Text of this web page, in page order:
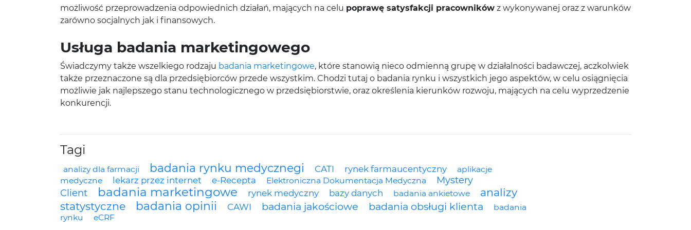
możliwość przeprowadzenia odpowiednich działań, mających na celu poprawę satysfakcji pracowników z wykonywanej oraz z warunków
zarówno socjalnych jak i finansowych.
Usługa badania marketingowego
Świadczymy także wszelkiego rodzaju badania marketingowe, które stanowią nieco odmienną grupę w działalności badawczej, aczkolwiek
także przeznaczone są dla przedsiębiorców przede wszystkim. Chodzi tutaj o badania rynku i wszystkich jego aspektów, w celu osiągnięcia
możliwie jak najlepszego stanu technologicznego w przedsiębiorstwie, oraz określenia kierunków rozwoju, mających na celu wyprzedzenie
konkurencji.
Tagi
analizy dla farmacji badania rynku medycznegi CATI rynek farmaucentyczny
aplikacje
medyczne
lekarz przez internet e-Recepta Elektroniczna Dokumentacja Medyczna
Mystery
Client
badania marketingowe rynek medyczny bazy danych badania ankietowe
analizy
statystyczne
badania opinii CAWI badania jakościowe badania obsługi klienta
badania
rynku
eCRF